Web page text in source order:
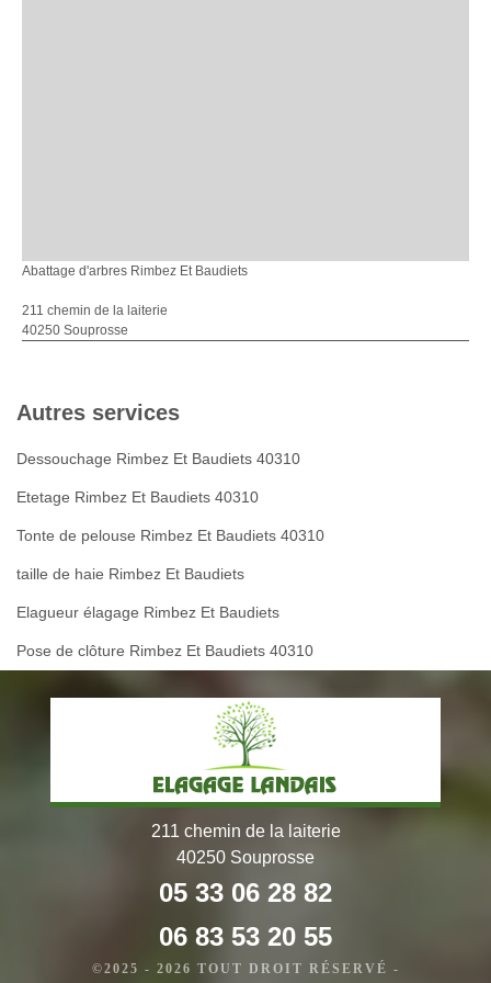
Abattage d'arbres Rimbez Et Baudiets
211 chemin de la laiterie
40250 Souprosse
Autres services
Dessouchage Rimbez Et Baudiets 40310
Etetage Rimbez Et Baudiets 40310
Tonte de pelouse Rimbez Et Baudiets 40310
taille de haie Rimbez Et Baudiets
Elagueur élagage Rimbez Et Baudiets
Pose de clôture Rimbez Et Baudiets 40310
211 chemin de la laiterie
40250 Souprosse
05 33 06 28 82
06 83 53 20 55
©2025 - 2026 TOUT DROIT RÉSERVÉ -